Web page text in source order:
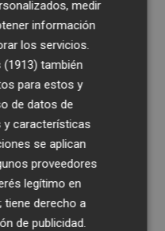
medir
información
los servicios.
(1913) también
para estos y
de datos de
y características
se aplican
proveedores
legítimo en
tiene derecho a
de publicidad.